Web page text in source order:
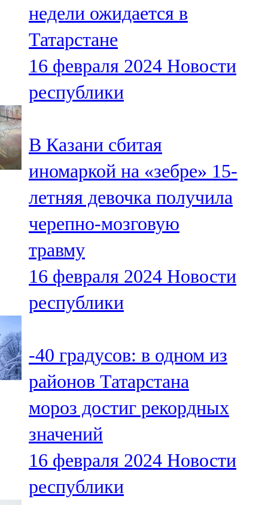
71,51 FM
Кукмара
107,9 FM
Лениногорский
Мамадыш
106,2 FM
Минзәлә
107,3 FM
Мөслим
100,0 FM
Нурлат
Олы Әтнә
71,42 FM
Сарман
107,8 FM
Теләче
106,1 FM
недели ожидается в
Татарстане
16 февраля 2024 Новости
республики
В Казани сбитая
иномаркой на «зебре» 15-
летняя девочка получила
черепно-мозговую
травму
16 февраля 2024 Новости
республики
-40 градусов: в одном из
районов Татарстана
мороз достиг рекордных
значений
16 февраля 2024 Новости
республики